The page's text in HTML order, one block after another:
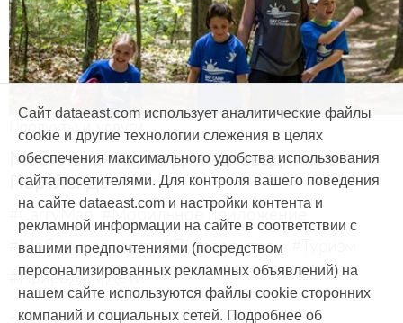
Продукты и услуги
Мобильная карта для заповедника в
Портленде
#CarryMap #Мобильное приложение
#Мобильная карта #Путеводитель
#Природа #Дети
Сайт dataeast.com использует аналитические файлы
cookie и другие технологии слежения в целях
обеспечения максимального удобства использования
сайта посетителями. Для контроля вашего поведения
на сайте dataeast.com и настройки контента и
рекламной информации на сайте в соответствии с
вашими предпочтениями (посредством
персонализированных рекламных объявлений) на
нашем сайте используются файлы cookie сторонних
компаний и социальных сетей. Подробнее об